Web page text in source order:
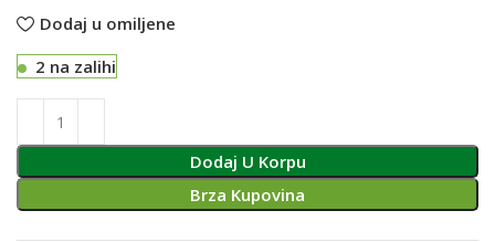
Dodaj u omiljene
2 na zalihi
Dodaj U Korpu
Brza Kupovina